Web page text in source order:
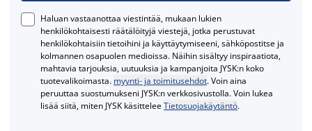
Haluan vastaanottaa viestintää, mukaan lukien
henkilökohtaisesti räätälöityjä viestejä, jotka perustuvat
henkilökohtaisiin tietoihini ja käyttäytymiseeni, sähköpostitse ja
kolmannen osapuolen medioissa. Näihin sisältyy inspiraatiota,
mahtavia tarjouksia, uutuuksia ja kampanjoita JYSK:n koko
tuotevalikoimasta. myynti- ja toimitusehdot. Voin aina
peruuttaa suostumukseni JYSK:n verkkosivustolla. Voin lukea
lisää siitä, miten JYSK käsitteleeTietosuojakäytäntö.